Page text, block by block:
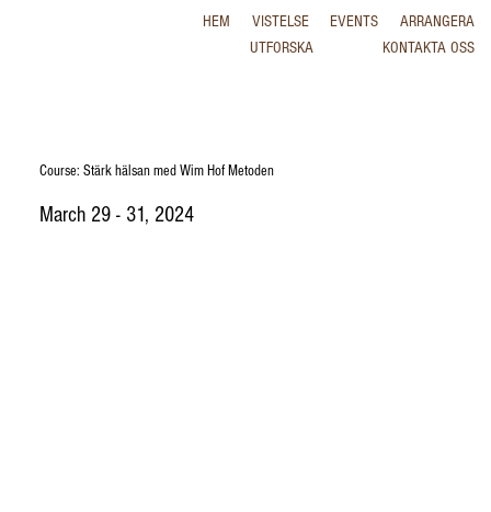
HEM VISTELSE EVENTS
ARRANGERA
UTFORSKA
KONTAKTA OSS
Course: Stärk hälsan med Wim Hof Metoden
March 29 - 31, 2024